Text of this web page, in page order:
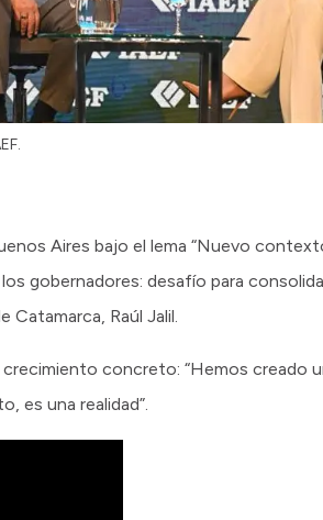
Aires bajo el lema “Nuevo
gobernadores: desafío para
Raúl Jalil.
concreto: “Hemos creado
es una realidad”.